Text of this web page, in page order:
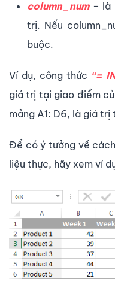
column_num– là
trị. Nếu
buộc.
Ví dụ, công thức “=
giá trị tại giao điểm
mảng A1: D6, là giá trị
Để có ý tưởng về cách
liệu thực, hãy xem ví